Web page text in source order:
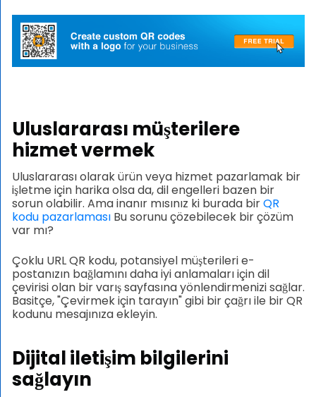
Uluslararası müşterilere
hizmet vermek
Uluslararası olarak ürün veya hizmet pazarlamak bir
işletme için harika olsa da, dil engelleri bazen bir
sorun olabilir. Ama inanır mısınız ki burada birQR
kodu pazarlamasıBu sorunu çözebilecek bir çözüm
var mı?
Çoklu URL QR kodu, potansiyel müşterileri e-
postanızın bağlamını daha iyi anlamaları için dil
çevirisi olan bir varış sayfasına yönlendirmenizi sağlar.
Basitçe, "Çevirmek için tarayın" gibi bir çağrı ile bir QR
kodunu mesajınıza ekleyin.
Dijital iletişim bilgilerini
sağlayın